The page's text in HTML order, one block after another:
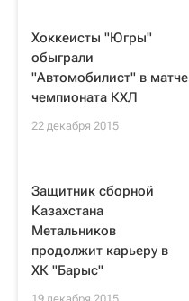
Хоккеисты "Югры"
обыграли
"Автомобилист" в матче
чемпионата КХЛ
22 декабря 2015
Защитник сборной
Казахстана
Метальников
продолжит карьеру в
ХК "Барыс"